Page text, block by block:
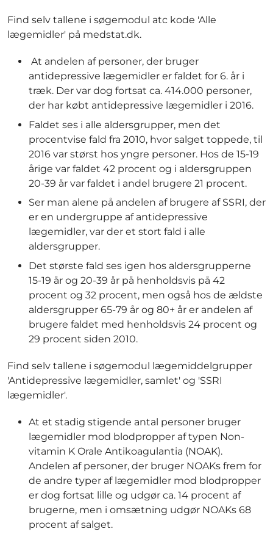
Find selv tallene i søgemodul atc kode 'Alle
lægemidler' på medstat.dk.
At andelen af personer, der bruger
antidepressive lægemidler er faldet for 6. år i
træk. Der var dog fortsat ca. 414.000 personer,
der har købt antidepressive lægemidler i 2016.
Faldet ses i alle aldersgrupper, men det
procentvise fald fra 2010, hvor salget toppede, til
2016 var størst hos yngre personer. Hos de 15-19
årige var faldet 42 procent og i aldersgruppen
20-39 år var faldet i andel brugere 21 procent.
Ser man alene på andelen af brugere af SSRI, der
er en undergruppe af antidepressive
lægemidler, var der et stort fald i alle
aldersgrupper.
Det største fald ses igen hos aldersgrupperne
15-19 år og 20-39 år på henholdsvis på 42
procent og 32 procent, men også hos de ældste
aldersgrupper 65-79 år og 80+ år er andelen af
brugere faldet med henholdsvis 24 procent og
29 procent siden 2010.
Find selv tallene i søgemodul lægemiddelgrupper
'Antidepressive lægemidler, samlet' og 'SSRI
lægemidler'.
At et stadig stigende antal personer bruger
lægemidler mod blodpropper af typen Non-
vitamin K Orale Antikoagulantia (NOAK).
Andelen af personer, der bruger NOAKs frem for
de andre typer af lægemidler mod blodpropper
er dog fortsat lille og udgør ca. 14 procent af
brugerne, men i omsætning udgør NOAKs 68
procent af salget.